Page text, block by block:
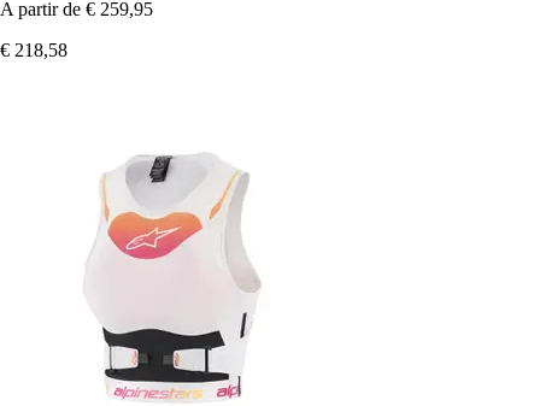
A partir de € 259,95
€ 218,58